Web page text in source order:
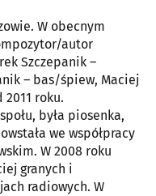
W obecnym
autor
Szczepanik –
– bas/śpiew, Maciej
roku.
była piosenka,
we współpracy
W 2008 roku
granych i
radiowych. W